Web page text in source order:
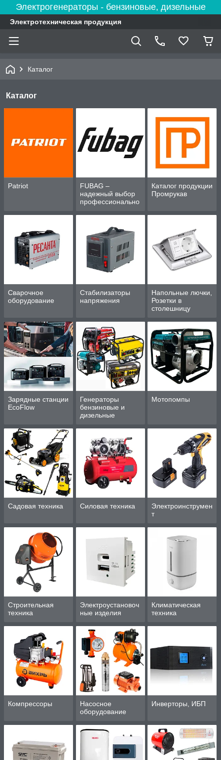
Электрогенераторы - бензиновые, дизельные
Электротехническая продукция
Каталог
Каталог
Patriot
FUBAG –
надежный выбор
профессионально
для дома и
Каталог продукции
Промрукав
Сварочное
оборудование
Стабилизаторы
напряжения
Напольные лючки,
Розетки в
столешницу
Зарядные станции
EcoFlow
Генераторы
бензиновые и
дизельные
Мотопомпы
Садовая техника Силовая техника
Электроинструмен
т
Строительная
техника
Электроустановоч
ные изделия
Климатическая
техника
Компрессоры
Насосное
оборудование
Инверторы, ИБП